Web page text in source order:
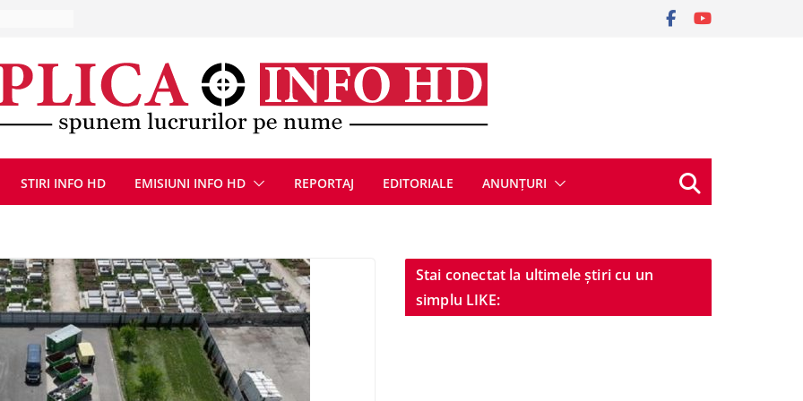
la cea de-
de
în
2026
STIRI INFO HD EMISIUNI INFO HD REPORTAJ EDITORIALE ANUNȚURI
Stai conectat la ultimele știri cu un
simplu LIKE: